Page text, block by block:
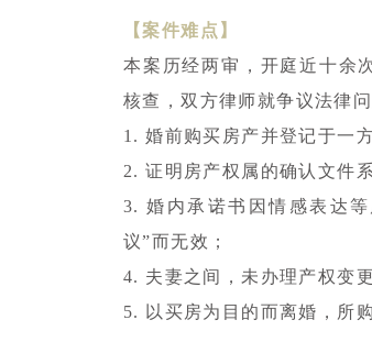
【案件难点】
本案历经两审，开庭近十余
核查，双方律师就争议法律
1. 婚前购买房产并登记于一
2. 证明房产权属的确认文件
3. 婚内承诺书因情感表达
议”而无效；
4. 夫妻之间，未办理产权变
5. 以买房为目的而离婚，所